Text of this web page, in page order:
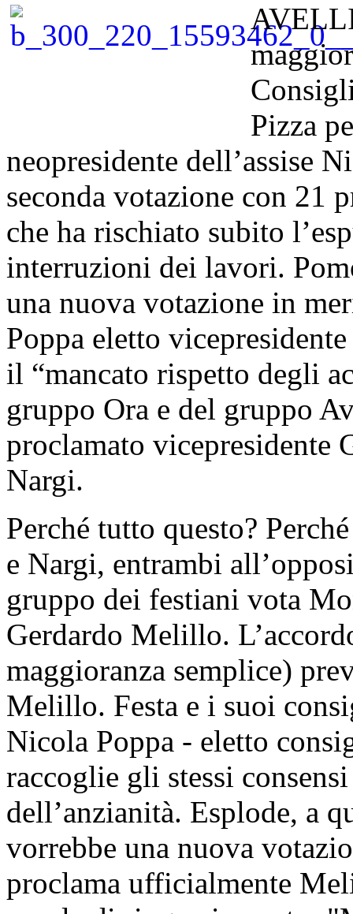
Pizza
neopresidente dell’assise
seconda votazione con 21
che ha rischiato subito
interruzioni dei lavori.
una nuova votazione in
Poppa eletto
il “mancato rispetto degli
gruppo Ora e del gruppo
proclamato vicepresidente
Nargi.
Perché tutto questo?
e Nargi, entrambi
gruppo dei festiani vota
Gerdardo Melillo.
maggioranza semplice)
Melillo. Festa e i suoi
Nicola Poppa - eletto
raccoglie gli stessi
dell’anzianità. Esplode, a
vorrebbe una nuova
proclama ufficialmente